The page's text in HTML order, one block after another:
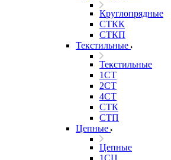
Круглопрядные
СТКК
СТКП
Текстильные
Текстильные
1СТ
2СТ
4СТ
СТК
СТП
Цепные
Цепные
1СЦ